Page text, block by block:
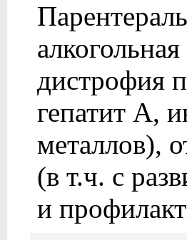
дистрофия
гепатит А,
металлов),
(в т.ч. с
и